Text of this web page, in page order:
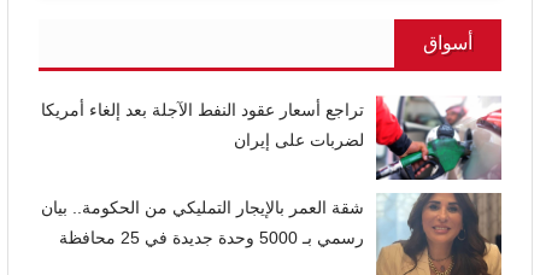
أسواق
تراجع أسعار عقود النفط الآجلة بعد إلغاء أمريكا
لضربات على إيران
شقة العمر بالإيجار التمليكي من الحكومة.. بيان
رسمي بـ 5000 وحدة جديدة في 25 محافظة